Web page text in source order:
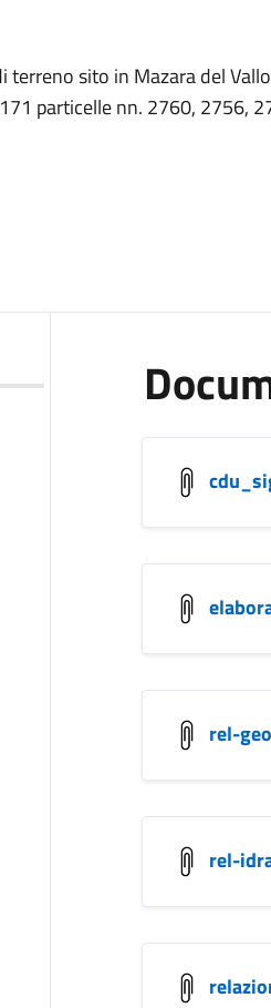
sito in Mazara del
particelle nn. 2760, 2756,
rel-
rel-